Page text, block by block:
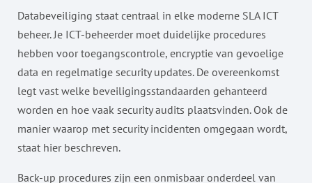
Databeveiliging staat centraal in elke moderne SLA ICT
beheer. Je ICT-beheerder moet duidelijke procedures
hebben voor toegangscontrole, encryptie van gevoelige
data en regelmatige security updates. De overeenkomst
legt vast welke beveiligingsstandaarden gehanteerd
worden en hoe vaak security audits plaatsvinden. Ook de
manier waarop met security incidenten omgegaan wordt,
staat hier beschreven.
Back-up procedures zijn een onmisbaar onderdeel van